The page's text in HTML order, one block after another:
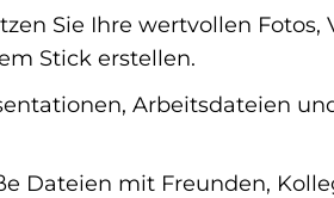
Sie Ihre wertvollen
Stick erstellen.
Arbeitsdateien
Dateien mit Freunden,